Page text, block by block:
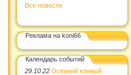
Все новости
Реклама на koni66
Календарь событий
29.10.22 Осенний конный